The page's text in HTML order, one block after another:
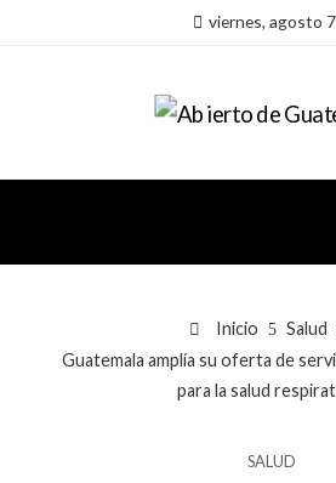
viernes, agosto 7
Inicio
Salud
Guatemala amplía su oferta de
para la salud
SALUD